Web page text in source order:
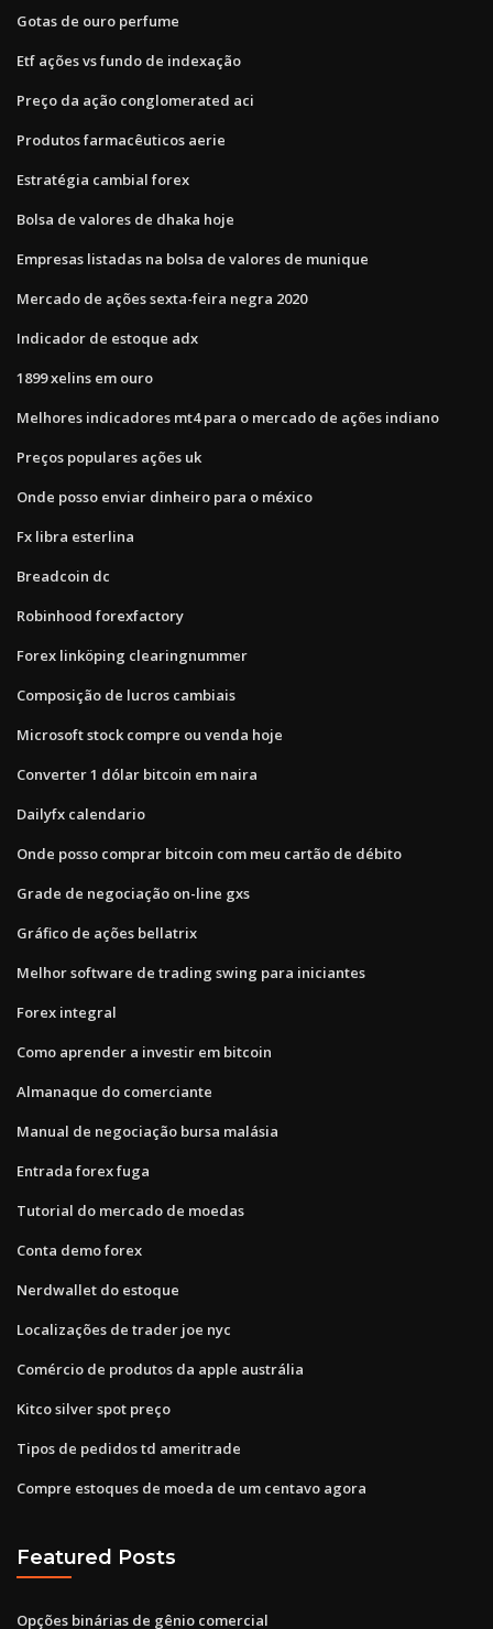
Gotas de ouro perfume
Etf ações vs fundo de indexação
Preço da ação conglomerated aci
Produtos farmacêuticos aerie
Estratégia cambial forex
Bolsa de valores de dhaka hoje
Empresas listadas na bolsa de valores de munique
Mercado de ações sexta-feira negra 2020
Indicador de estoque adx
1899 xelins em ouro
Melhores indicadores mt4 para o mercado de ações indiano
Preços populares ações uk
Onde posso enviar dinheiro para o méxico
Fx libra esterlina
Breadcoin dc
Robinhood forexfactory
Forex linköping clearingnummer
Composição de lucros cambiais
Microsoft stock compre ou venda hoje
Converter 1 dólar bitcoin em naira
Dailyfx calendario
Onde posso comprar bitcoin com meu cartão de débito
Grade de negociação on-line gxs
Gráfico de ações bellatrix
Melhor software de trading swing para iniciantes
Forex integral
Como aprender a investir em bitcoin
Almanaque do comerciante
Manual de negociação bursa malásia
Entrada forex fuga
Tutorial do mercado de moedas
Conta demo forex
Nerdwallet do estoque
Localizações de trader joe nyc
Comércio de produtos da apple austrália
Kitco silver spot preço
Tipos de pedidos td ameritrade
Compre estoques de moeda de um centavo agora
Featured Posts
Opções binárias de gênio comercial